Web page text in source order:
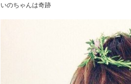
いのちゃんは奇跡